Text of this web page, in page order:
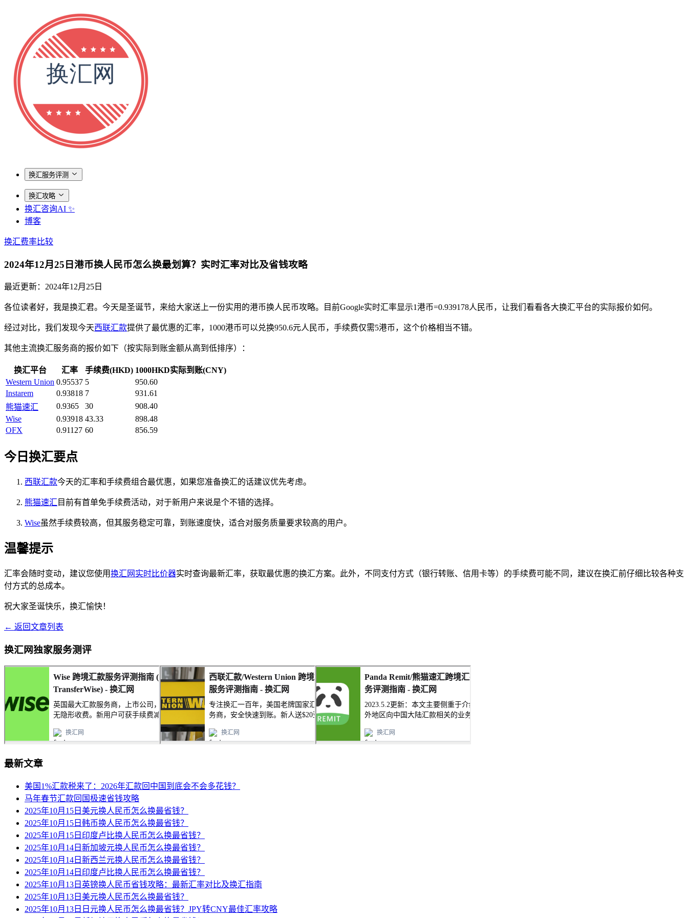
换汇服务评测
换汇攻略
换汇咨询AI ✨
博客
换汇费率比较
2024年12月25日港币换人民币怎么换最划算？实时汇率对比及省钱攻略
最近更新： 2024年12月25日
各位读者好，我是换汇君。今天是圣诞节，来给大家送上一份实用的港币换人民币攻略。目前Google实时汇率显示1港币=0.939178人民币，让我们看看各大换汇平台的实际报价如何。
经过对比，我们发现今天西联汇款提供了最优惠的汇率，1000港币可以兑换950.6元人民币，手续费仅需5港币，这个价格相当不错。
其他主流换汇服务商的报价如下（按实际到账金额从高到低排序）：
换汇平台 汇率 手续费(HKD) 1000HKD实际到账(CNY)
Western Union 0.95537 5
950.60
Instarem
0.93818 7
931.61
熊猫速汇
0.9365 30
908.40
Wise
0.93918 43.33
898.48
OFX
0.91127 60 856.59
今日换汇要点
西联汇款今天的汇率和手续费组合最优惠，如果您准备换汇的话建议优先考虑。
熊猫速汇 目前有首单免手续费活动，对于新用户来说是个不错的选择。
Wise虽然手续费较高，但其服务稳定可靠，到账速度快，适合对服务质量要求较高的用户。
温馨提示
汇率会随时变动，建议您使用换汇网实时比价器实时查询最新汇率，获取最优惠的换汇方案。此外，不同支付方式（银行转账、信用卡等）的手续费可能不同，建议在换汇前仔细比较各种支
付方式的总成本。
祝大家圣诞快乐，换汇愉快！
← 返回文章列表
换汇网独家服务测评
最新文章
美国1%汇款税来了：2026年汇款回中国到底会不会多花钱？
马年春节汇款回国极速省钱攻略
2025年10月15日美元换人民币怎么换最省钱？
2025年10月15日韩币换人民币怎么换最省钱？
2025年10月15日印度卢比换人民币怎么换最省钱？
2025年10月14日新加坡元换人民币怎么换最省钱？
2025年10月14日新西兰元换人民币怎么换最省钱？
2025年10月14日印度卢比换人民币怎么换最省钱？
2025年10月13日英镑换人民币省钱攻略：最新汇率对比及换汇指南
2025年10月13日美元换人民币怎么换最省钱？
2025年10月13日日元换人民币怎么换最省钱？JPY转CNY最佳汇率攻略